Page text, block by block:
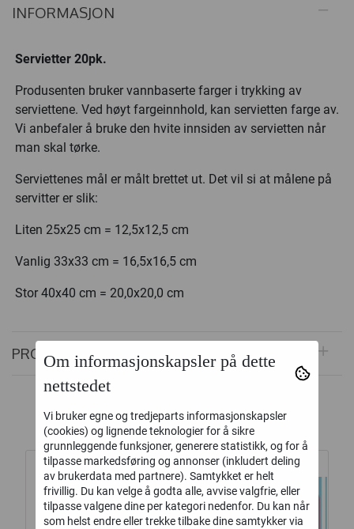
INFORMASJON
Servietter 20pk.
Produsenten bruker vannbaserte farger i trykking av
serviettene. Ved høyt fargeinnhold, kan servietten farge av.
Vi anbefaler å bruke den hvite innsiden av servietten når
man skal tørke.
Serviettenes mål er målt brettet ut. Det vil si at målene på
servitter er slik:
Liten 25x25 cm = 12,5x12,5 cm
Vanlig 33x33 cm = 16,5x16,5 cm
Stor 40x40 cm = 20,0x20,0 cm
PRODUKTOMTALER
Alternative produkter
Om informasjonskapsler på dette
nettstedet
Vi bruker egne og tredjeparts informasjonskapsler
(cookies) og lignende teknologier for å sikre
grunnleggende funksjoner, generere statistikk, og for å
tilpasse markedsføring og annonser (inkludert deling
av brukerdata med partnere). Samtykket er helt
frivillig. Du kan velge å godta alle, avvise valgfrie, eller
tilpasse valgene dine per kategori nedenfor. Du kan når
som helst endre eller trekke tilbake dine samtykker via